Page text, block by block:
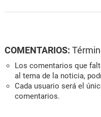
COMENTARIOS:
Los comentarios que
al tema de la noticia,
Cada usuario será el
comentarios.